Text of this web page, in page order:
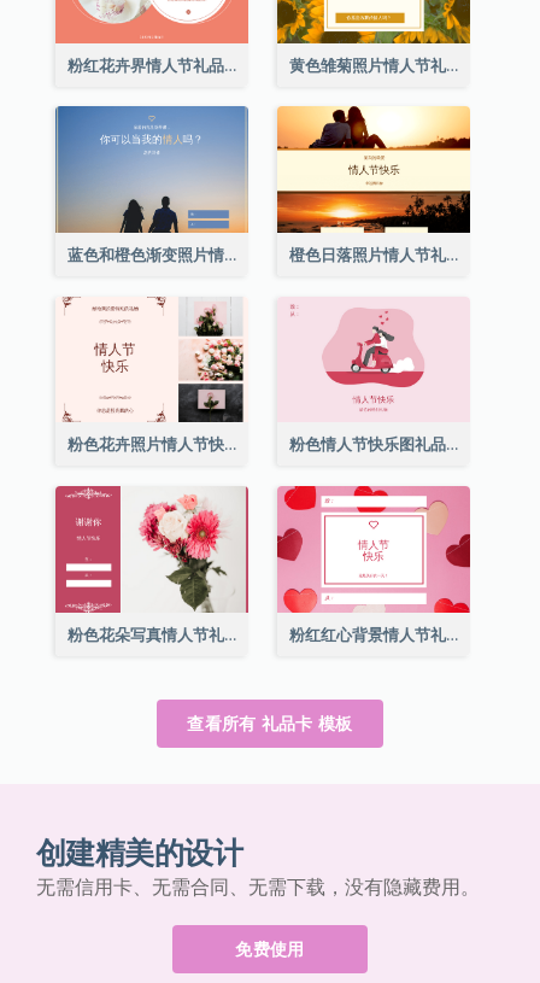
粉红花卉界情人节礼品卡 黄色雏菊照片情人节礼品卡
蓝色和橙色渐变照片情人节礼品卡 橙色日落照片情人节礼品卡
粉色花卉照片情人节快乐礼品卡 粉色情人节快乐图礼品卡
粉色花朵写真情人节礼品卡 粉红红心背景情人节礼品卡
查看所有 礼品卡 模板
创建精美的设计
无需信用卡、无需合同、无需下载，没有隐藏费用。
免费使用